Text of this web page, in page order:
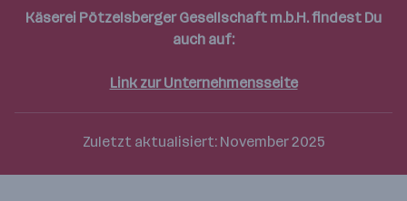
maps
Käserei Pötzelsberger Gesellschaft m.b.H. findest Du
auch auf:
Link zur Unternehmensseite
Zuletzt aktualisiert: November 2025